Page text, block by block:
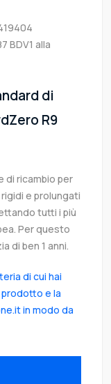
BDV1 alla
di
R9
di ricambio per
e prolungati
tutti i più
Per questo
di ben 1 anni.
di cui hai
e la
in modo da